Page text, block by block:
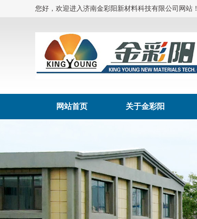
您好，欢迎进入济南金彩阳新材料科技有限公司网站！
网站首页 关于金彩阳